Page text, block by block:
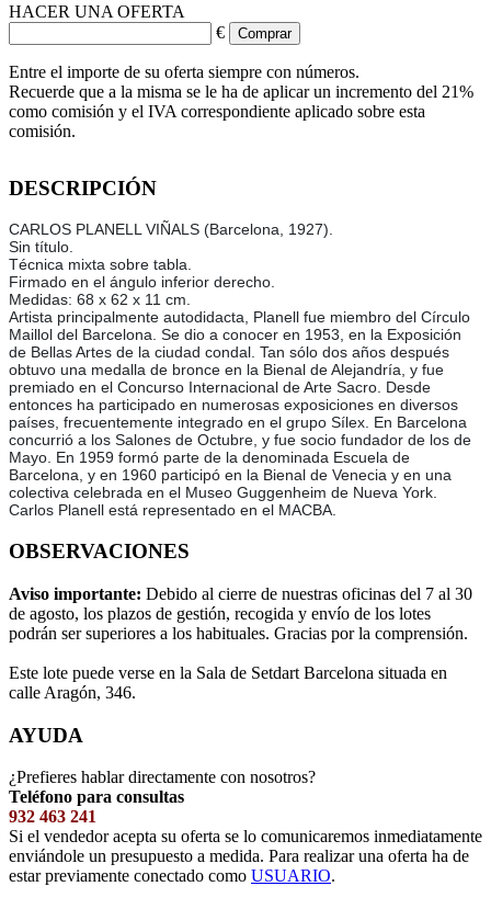
HACER UNA OFERTA
€
Entre el importe de su oferta siempre con números.
Recuerde que a la misma se le ha de aplicar un incremento del 21%
como comisión y el IVA correspondiente aplicado sobre esta
comisión.
DESCRIPCIÓN
CARLOS PLANELL VIÑALS (Barcelona, 1927).
Sin título.
Técnica mixta sobre tabla.
Firmado en el ángulo inferior derecho.
Medidas: 68 x 62 x 11 cm.
Artista principalmente autodidacta, Planell fue miembro del Círculo
Maillol del Barcelona. Se dio a conocer en 1953, en la Exposición
de Bellas Artes de la ciudad condal. Tan sólo dos años después
obtuvo una medalla de bronce en la Bienal de Alejandría, y fue
premiado en el Concurso Internacional de Arte Sacro. Desde
entonces ha participado en numerosas exposiciones en diversos
países, frecuentemente integrado en el grupo Sílex. En Barcelona
concurrió a los Salones de Octubre, y fue socio fundador de los de
Mayo. En 1959 formó parte de la denominada Escuela de
Barcelona, y en 1960 participó en la Bienal de Venecia y en una
colectiva celebrada en el Museo Guggenheim de Nueva York.
Carlos Planell está representado en el MACBA.
OBSERVACIONES
Aviso importante: Debido al cierre de nuestras oficinas del 7 al 30
de agosto, los plazos de gestión, recogida y envío de los lotes
podrán ser superiores a los habituales. Gracias por la comprensión.
Este lote puede verse en la Sala de Setdart Barcelona situada en
calle Aragón, 346.
AYUDA
¿Prefieres hablar directamente con nosotros?
Teléfono para consultas
932 463 241
Si el vendedor acepta su oferta se lo comunicaremos inmediatamente
enviándole un presupuesto a medida. Para realizar una oferta ha de
estar previamente conectado como USUARIO.